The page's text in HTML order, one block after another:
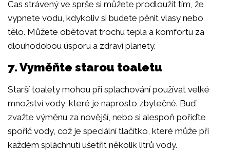
Čas strávený ve sprše si můžete prodloužit tím, že
vypnete vodu, kdykoliv si budete pěnit vlasy nebo
tělo. Můžete obětovat trochu tepla a komfortu za
dlouhodobou úsporu a zdraví planety.
7. Vyměňte starou toaletu
Starší toalety mohou při splachování používat velké
množství vody, které je naprosto zbytečné. Buď
zvažte výměnu za novější, nebo si alespoň pořiďte
spořič vody, což je speciální tlačítko, které může při
každém spláchnutí ušetřit několik litrů vody.